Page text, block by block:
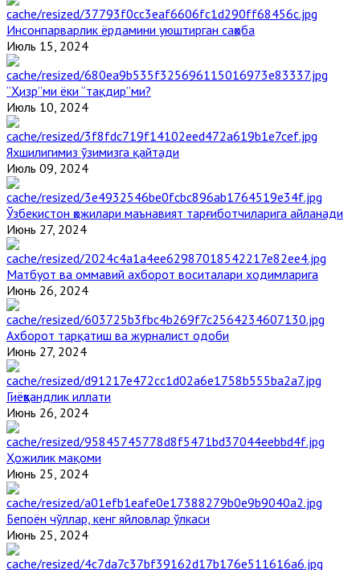
Инсонпарварлик ёрдамини уюштирган саҳоба
Июль 15, 2024
“Ҳизр”ми ёки “тақдир”ми?
Июль 10, 2024
Яхшилигимиз ўзимизга қайтади
Июль 09, 2024
Ўзбекистон ҳожилари маънавият тарғиботчиларига айланади
Июнь 27, 2024
Матбуот ва оммавий ахборот воситалари ходимларига
Июнь 26, 2024
Ахборот тарқатиш ва журналист одоби
Июнь 27, 2024
Гиёҳвандлик иллати
Июнь 26, 2024
Ҳожилик мақоми
Июнь 25, 2024
Бепоён чўллар, кенг яйловлар ўлкаси
Июнь 25, 2024